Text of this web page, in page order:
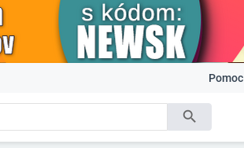
search
Pomoc